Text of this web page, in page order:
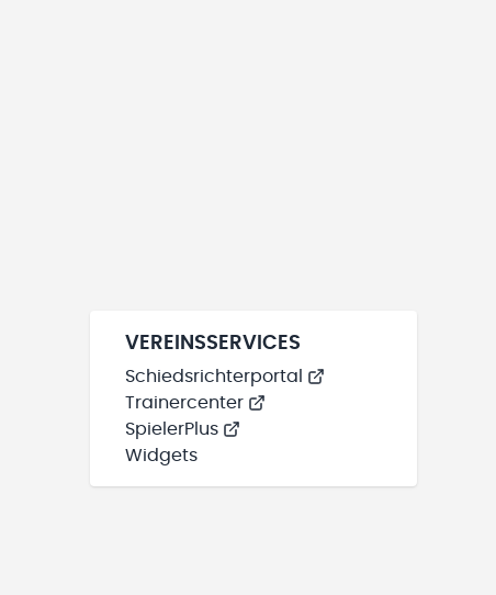
VEREINSSERVICES
Schiedsrichterportal
Trainercenter
SpielerPlus
Widgets